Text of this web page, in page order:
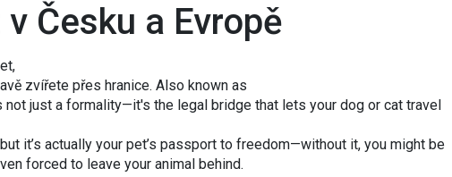
Česku a Evropě
zvířete přes hranice. Also known as
not just a formality—it's the legal bridge that lets your dog or cat travel
it’s actually your pet’s passport to freedom—without it, you might be
forced to leave your animal behind.